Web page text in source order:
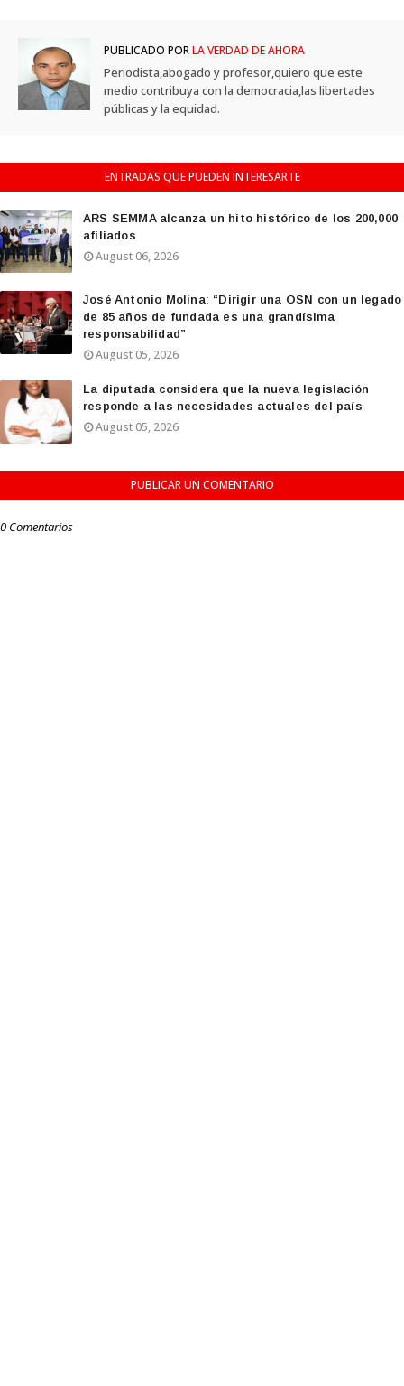
PUBLICADO PORLA VERDAD DE AHORA
Periodista,abogado y profesor,quiero que este
medio contribuya con la democracia,las libertades
públicas y la equidad.
ENTRADAS QUE PUEDEN INTERESARTE
ARS SEMMA alcanza un hito histórico de los 200,000
afiliados
August 06, 2026
José Antonio Molina: “Dirigir una OSN con un legado
de 85 años de fundada es una grandísima
responsabilidad”
August 05, 2026
La diputada considera que la nueva legislación
responde a las necesidades actuales del país
August 05, 2026
PUBLICAR UN COMENTARIO
0 Comentarios